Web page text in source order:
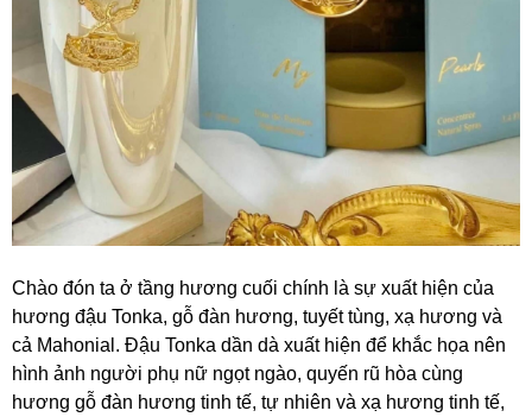
Chào đón ta ở tầng hương cuối chính là sự xuất hiện của
hương đậu Tonka, gỗ đàn hương, tuyết tùng, xạ hương và
cả Mahonial. Đậu Tonka dần dà xuất hiện để khắc họa nên
hình ảnh người phụ nữ ngọt ngào, quyến rũ hòa cùng
hương gỗ đàn hương tinh tế, tự nhiên và xạ hương tinh tế,